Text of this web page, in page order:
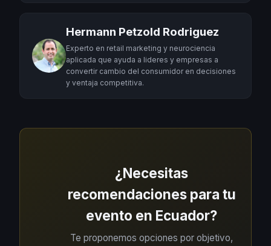
Hermann Petzold Rodriguez
Experto en retail marketing y neurociencia
aplicada que ayuda a lideres y empresas a
convertir cambio del consumidor en decisiones
y ventaja competitiva.
¿Necesitas
recomendaciones para tu
evento en Ecuador?
Te proponemos opciones por objetivo,